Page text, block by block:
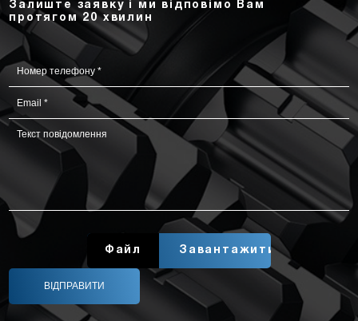
Залиште заявку і ми відповімо Вам
протягом 20 хвилин
Завантажити